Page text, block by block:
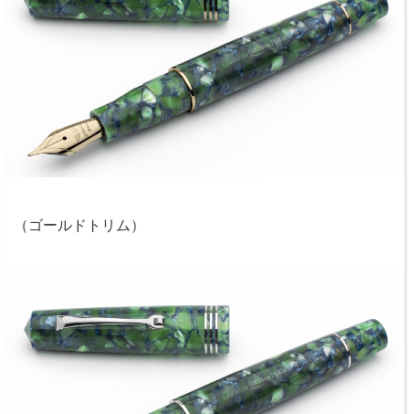
（ゴールドトリム）